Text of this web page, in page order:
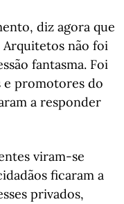
diz agora que
Arquitetos não foi
fantasma. Foi
e promotores do
a responder
viram-se
ficaram a
privados,